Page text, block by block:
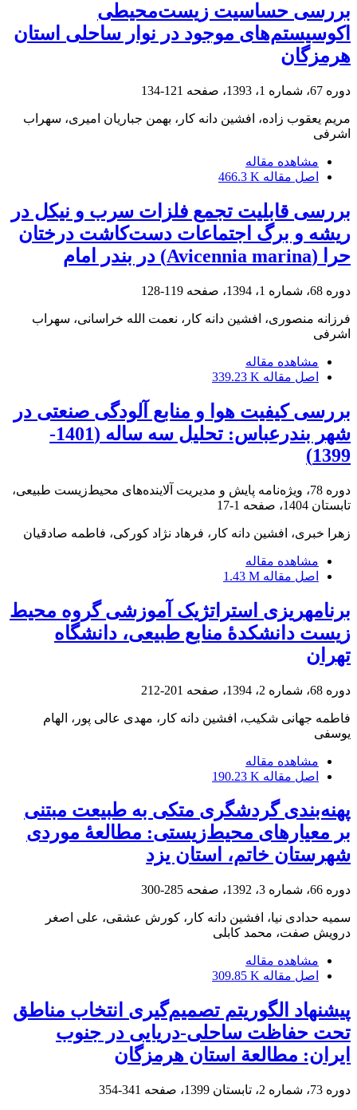
بررسی حساسیت زیست‌محیطی
اکوسیستم‌های موجود در نوار ساحلی استان
هرمزگان
دوره 67، شماره 1، 1393، صفحه 121-134
مریم یعقوب زاده، افشین دانه کار، بهمن جباریان امیری، سهراب
اشرفی
مشاهده مقاله
اصل مقاله 466.3 K
بررسی قابلیت تجمع فلزات سرب و نیکل در
ریشه و برگ اجتماعات دست‌کاشت درختان
حرا (Avicennia marina) در بندر امام
دوره 68، شماره 1، 1394، صفحه 119-128
فرزانه منصوری، افشین دانه کار، نعمت الله خراسانی، سهراب
اشرفی
مشاهده مقاله
اصل مقاله 339.23 K
بررسی کیفیت هوا و منابع آلودگی صنعتی در
شهر بندرعباس: تحلیل سه ساله (1401-
1399)
دوره 78، ویژه‌نامه پایش و مدیریت آلاینده‌های محیط‌زیست طبیعی،
تابستان 1404، صفحه
1-17
زهرا خبری، افشین دانه کار، فرهاد نژاد کورکی، فاطمه صادقیان
مشاهده مقاله
اصل مقاله 1.43 M
برنامه‏ریزی استراتژیک آموزشی گروه محیط
زیست دانشکدۀ منابع طبیعی،‌ دانشگاه
تهران
دوره 68، شماره 2، 1394، صفحه 201-212
فاطمه جهانی شکیب، افشین دانه کار، مهدی عالی پور، الهام
یوسفی
مشاهده مقاله
اصل مقاله 190.23 K
پهنه‌بندی گردشگری متکی به طبیعت مبتنی
بر معیارهای محیط‌زیستی: مطالعۀ موردی
شهرستان خاتم، استان یزد
دوره 66، شماره 3، 1392، صفحه 285-300
سمیه حدادی نیا، افشین دانه کار، کورش عشقی، علی اصغر
درویش صفت، محمد کابلی
مشاهده مقاله
اصل مقاله 309.85 K
پیشنهاد الگوریتم تصمیم‌گیری انتخاب مناطق
تحت حفاظت ساحلی-دریایی در جنوب
ایران: مطالعة استان هرمزگان
دوره 73، شماره 2، تابستان 1399، صفحه 341-354